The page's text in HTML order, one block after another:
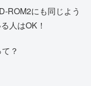
ROM2にも同じよう
人はOK！
？